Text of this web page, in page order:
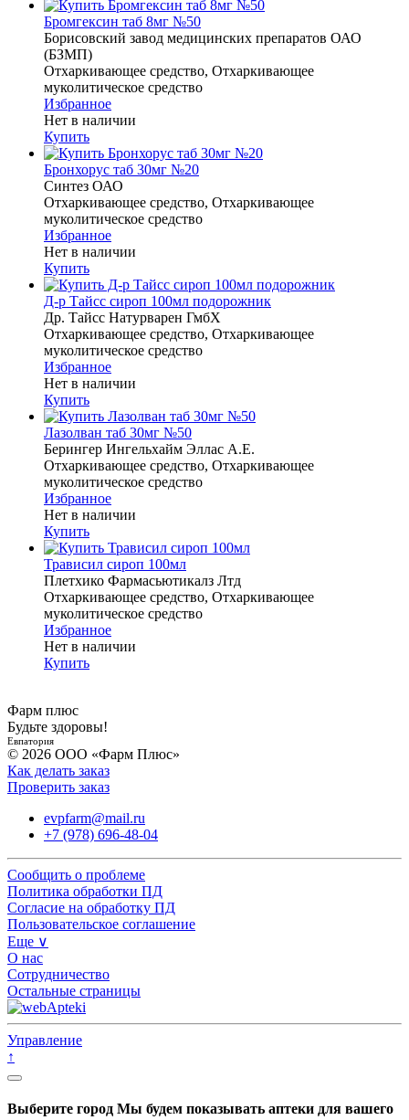
Бромгексин таб 8мг №50
Борисовский завод медицинских препаратов ОАО
(БЗМП)
Отхаркивающее средство, Отхаркивающее
муколитическое средство
Избранное
Нет в наличии
Купить
Бронхорус таб 30мг №20
Синтез ОАО
Отхаркивающее средство, Отхаркивающее
муколитическое средство
Избранное
Нет в наличии
Купить
Д-р Тайсс сироп 100мл подорожник
Др. Тайсс Натурварен ГмбХ
Отхаркивающее средство, Отхаркивающее
муколитическое средство
Избранное
Нет в наличии
Купить
Лазолван таб 30мг №50
Берингер Ингельхайм Эллас А.Е.
Отхаркивающее средство, Отхаркивающее
муколитическое средство
Избранное
Нет в наличии
Купить
Трависил сироп 100мл
Плетхико Фармасьютикалз Лтд
Отхаркивающее средство, Отхаркивающее
муколитическое средство
Избранное
Нет в наличии
Купить
Фарм плюс
Будьте здоровы!
Евпатория
© 2026 ООО «Фарм Плюс»
Как делать заказ
Проверить заказ
evpfarm@mail.ru
+7 (978) 696-48-04
Сообщить о проблеме
Политика обработки ПД
Согласие на обработку ПД
Пользовательское соглашение
Еще ∨
О нас
Сотрудничество
Остальные страницы
Управление
↑
Выберите город Мы будем показывать аптеки для вашего